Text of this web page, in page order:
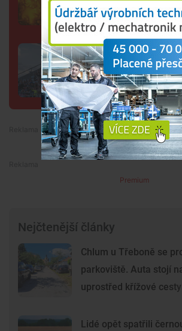
Kraj nabízí za Dynamo
Převod akcií chce
nejrychleji
Premium
Premium
Nejčtenější články
Chlum u Třeboně se
parkoviště. Auta stojí
uprostřed křížové cesty
Lidé opět spatřili